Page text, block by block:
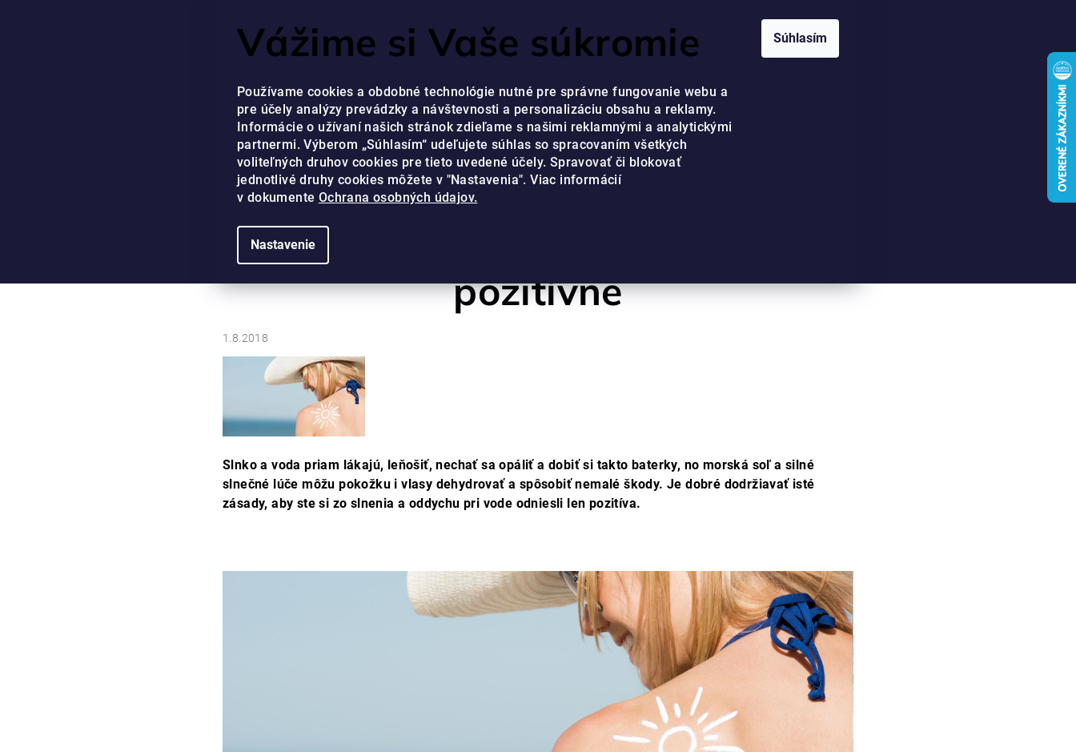
Vážime si Vaše súkromie
Používame cookies a obdobné technológie nutné pre správne fungovanie webu a
pre účely analýzy prevádzky a návštevnosti a personalizáciu obsahu a reklamy.
Informácie o užívaní našich stránok zdieľame s našimi reklamnými a analytickými
partnermi. Výberom „Súhlasím“ udeľujete súhlas so spracovaním všetkých
voliteľných druhov cookies pre tieto uvedené účely. Spravovať či blokovať
jednotlivé druhy cookies môžete v "Nastavenia". Viac informácií
v dokumente Ochrana osobných údajov.
Nastavenie
Súhlasím
NÁŠ ZÁKAZNÍCKY SERVIS JE PRIPRAVENÝ VÁM POMÔCŤ OD PONDELKA DO PIATKA V ČASE 16:30-20:00.
VEZMITE SI ZO SLNENIA LEN TO POZITÍVNE
Vezmite si zo slnenia len to
pozitívne
1.8.2018
Slnko a voda priam lákajú, leňošiť, nechať sa opáliť a dobiť si takto baterky, no morská soľ a silné
slnečné lúče môžu pokožku i vlasy dehydrovať a spôsobiť nemalé škody. Je dobré dodržiavať isté
zásady, aby ste si zo slnenia a oddychu pri vode odniesli len pozitíva.